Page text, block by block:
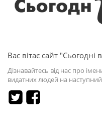
Вас вітає сайт "Сьогодні в
Дізнавайтесь від нас про
видатних людей на